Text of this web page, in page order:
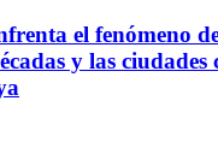
el fenómeno
y las ciudades